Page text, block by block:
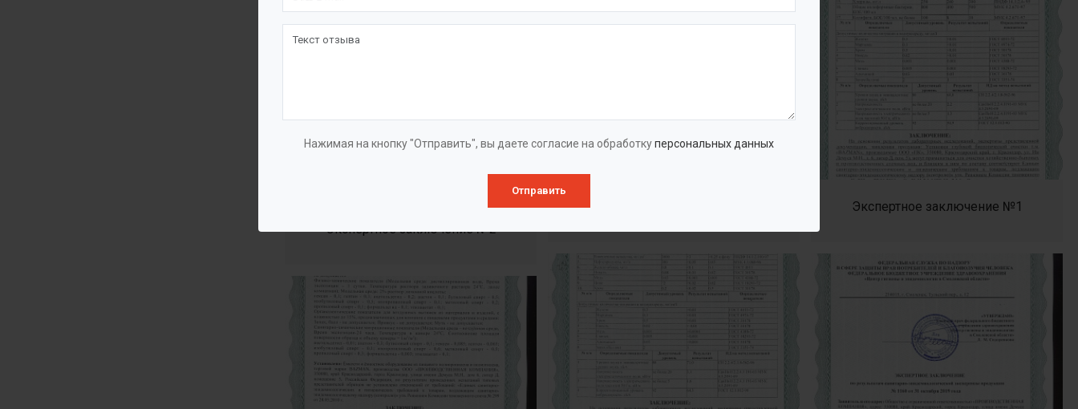
Нажимая на кнопку "Отправить", вы даете согласие на обработкуперсональных данных
Отправить
Экспертное заключение №1
Экспертное заключение №1
Экспертное заключение №2